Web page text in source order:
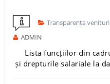
Transparența
ADMIN
Lista funcțiilor din
și drepturile salariale la